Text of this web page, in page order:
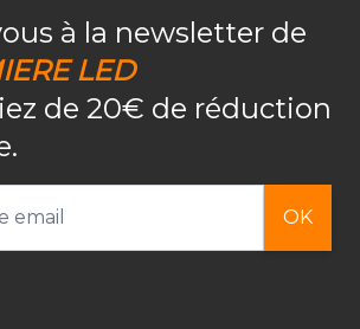
à la newsletter de
LED
de 20€ de réduction
OK